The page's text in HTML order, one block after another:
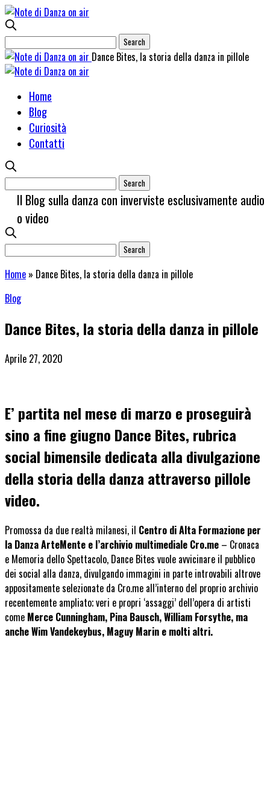
Dance Bites, la storia della danza in pillole
Home
Blog
Curiosità
Contatti
Il Blog sulla danza con inverviste esclusivamente audio
o video
Home » Dance Bites, la storia della danza in pillole
Blog
Dance Bites, la storia della danza in pillole
Aprile 27, 2020
E’ partita nel mese di marzo e proseguirà
sino a fine giugno Dance Bites, rubrica
social bimensile dedicata alla divulgazione
della storia della danza attraverso pillole
video.
Promossa da due realtà milanesi, il Centro di Alta Formazione per
la DanzaArteMente e l’archivio multimediale Cro.me – Cronaca
e Memoria dello Spettacolo, Dance Bites vuole avvicinare il pubblico
dei social alla danza, divulgando immagini in parte introvabili altrove
appositamente selezionate da Cro.me all’interno del proprio archivio
recentemente ampliato; veri e propri ‘assaggi’ dell’opera di artisti
come Merce Cunningham, Pina Bausch, William Forsythe, ma
anche Wim Vandekeybus, Maguy Marin e molti altri.